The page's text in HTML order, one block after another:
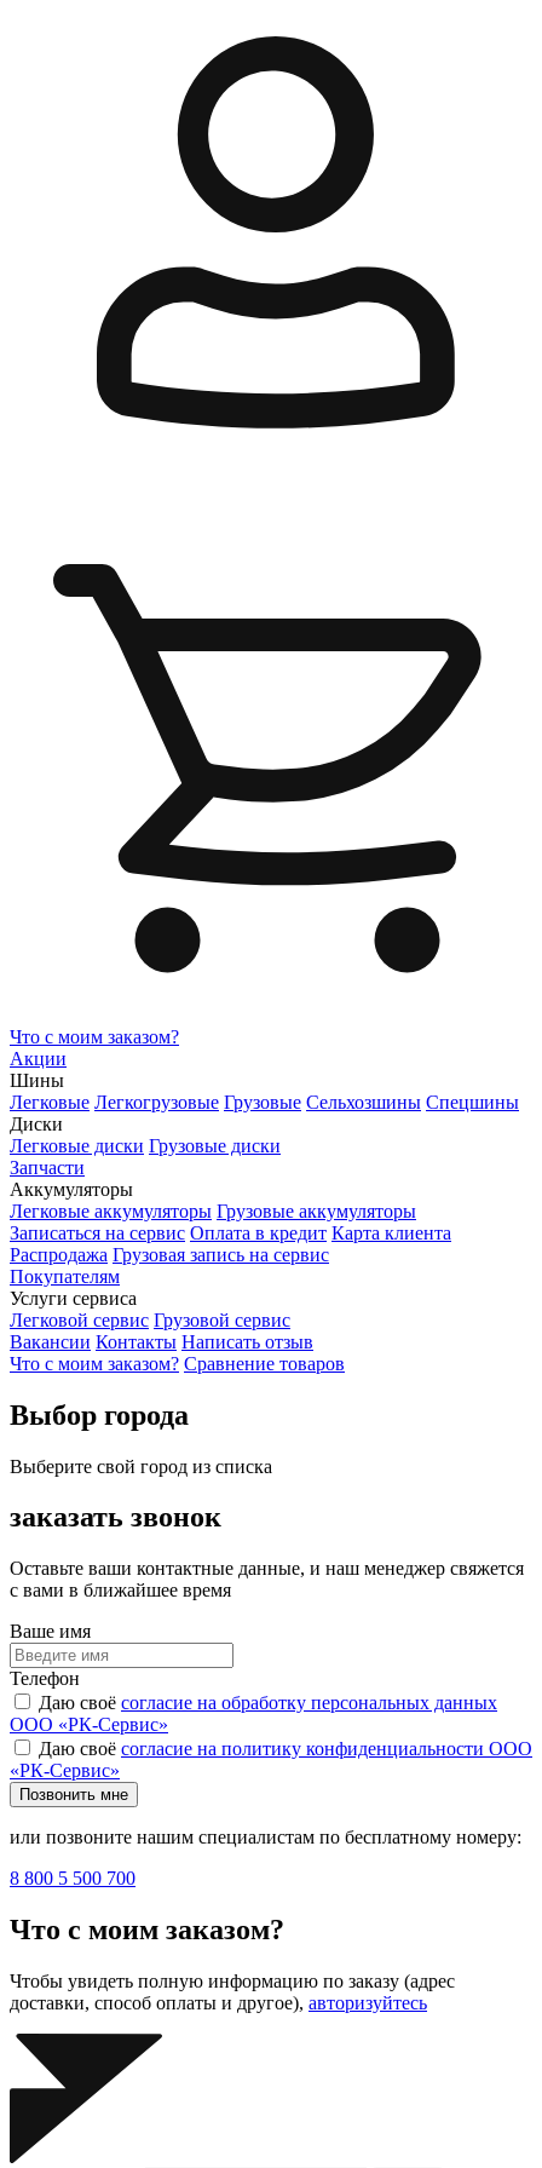
Что с моим заказом?
Акции
Шины
Легковые Легкогрузовые Грузовые Сельхозшины Спецшины
Диски
Легковые диски Грузовые диски
Запчасти
Аккумуляторы
Легковые аккумуляторы Грузовые аккумуляторы
Записаться на сервис Оплата в кредит Карта клиента
Распродажа Грузовая запись на сервис
Покупателям
Услуги сервиса
Легковой сервис Грузовой сервис
Вакансии Контакты Написать отзыв
Что с моим заказом? Сравнение товаров
Выбор города
Выберите свой город из списка
заказать звонок
Оставьте ваши контактные данные, и наш менеджер свяжется
с вами в ближайшее время
Ваше имя
Телефон
Даю своё согласие на обработку персональных данных
ООО «РК-Сервис»
Даю своё согласие на политику конфиденциальности ООО
«РК-Сервис»
Позвонить мне
или позвоните нашим специалистам по бесплатному номеру:
8 800 5 500 700
Что с моим заказом?
Чтобы увидеть полную информацию по заказу (адрес
доставки, способ оплаты и другое), авторизуйтесь